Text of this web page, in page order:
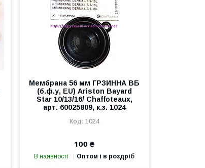
Мембрана 56 мм ГРЗИННА ВБ
(б.ф.у, EU) Ariston Bayard
Star 10/13/16/ Chaffoteaux,
арт. 60025809, к.з. 1024
1024
100 ₴
В наявності Оптом і в роздріб